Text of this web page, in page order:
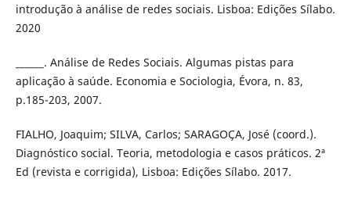
introdução à análise de redes sociais. Lisboa: Edições Sílabo.
2020
______. Análise de Redes Sociais. Algumas pistas para
aplicação à saúde. Economia e Sociologia, Évora, n. 83,
p.185-203, 2007.
FIALHO, Joaquim; SILVA, Carlos; SARAGOÇA, José (coord.).
Diagnóstico social. Teoria, metodologia e casos práticos. 2ª
Ed (revista e corrigida), Lisboa: Edições Sílabo. 2017.